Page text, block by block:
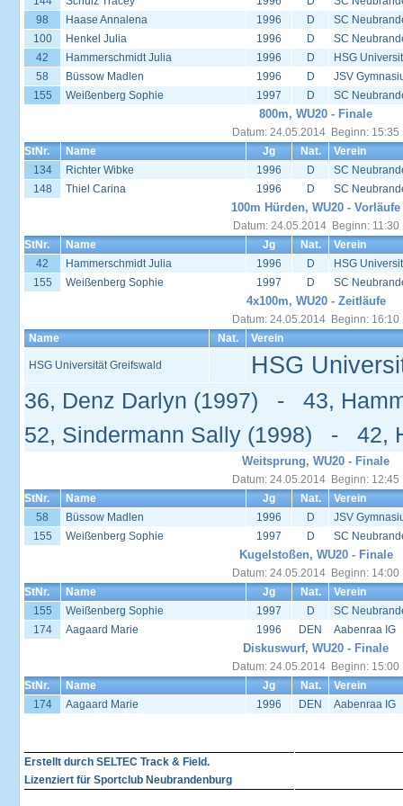
98
Haase Annalena 1996 D
SC
100
Henkel Julia 1996 D
SC
42
Hammerschmidt Julia 1996 D
HSG
58
Büssow Madlen 1996 D
JSV
155
Weißenberg Sophie 1997 D SC
800m, WU20 - Finale
Datum: 24.05.2014 Beginn: 15:35
StNr.
Name Jg Nat.
Verein
134
Richter Wibke 1996 D
SC
148
Thiel Carina 1996 D SC
100m Hürden, WU20 - Vorläufe
Datum: 24.05.2014 Beginn: 11:30
StNr.
Name Jg Nat.
Verein
42
Hammerschmidt Julia 1996 D
HSG
155
Weißenberg Sophie 1997 D SC
4x100m, WU20 - Zeitläufe
Datum: 24.05.2014 Beginn: 16:10
Name
Nat. Verein
HSG Universität Greifswald HSG
36, Denz Darlyn (1997) - 43,
52, Sindermann Sally (1998) - 42,
Weitsprung, WU20 - Finale
Datum: 24.05.2014 Beginn: 12:45
StNr.
Name Jg Nat.
Verein
58
Büssow Madlen 1996 D
JSV
155
Weißenberg Sophie 1997 D SC
Kugelstoßen, WU20 - Finale
Datum: 24.05.2014 Beginn: 14:00
StNr.
Name Jg Nat.
Verein
155
Weißenberg Sophie 1997 D
SC
174
Aagaard Marie 1996 DEN Aabenraa IG
Diskuswurf, WU20 - Finale
Datum: 24.05.2014 Beginn: 15:00
StNr.
Name Jg Nat.
Verein
174
Aagaard Marie 1996 DEN Aabenraa IG
Erstellt durch SELTEC Track & Field.
Lizenziert für Sportclub Neubrandenburg